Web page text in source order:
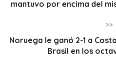
mantuvo por encima del
>>
Noruega le ganó 2-1 a
Brasil en los